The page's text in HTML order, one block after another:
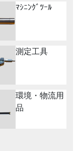
ﾏｼﾆﾝｸﾞﾂｰﾙ
測定工具
環境・物流用
品